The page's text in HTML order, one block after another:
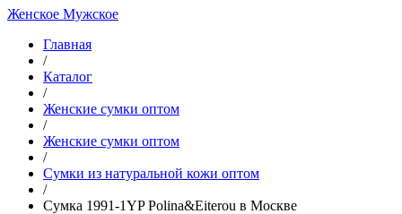
Женское Мужское
Главная
/
Каталог
/
Женские сумки оптом
/
Женские сумки оптом
/
Cумки из натуральной кожи оптом
/
Сумка 1991-1YP Polina&Eiterou в Москве